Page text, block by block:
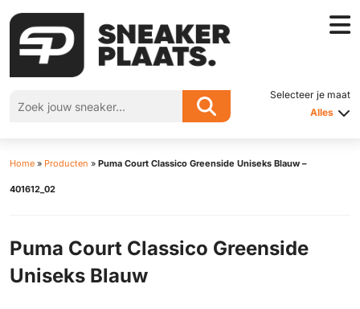
Selecteer je maat
Alles
Home » Producten » Puma Court Classico Greenside Uniseks Blauw –
401612_02
Puma Court Classico Greenside
Uniseks Blauw